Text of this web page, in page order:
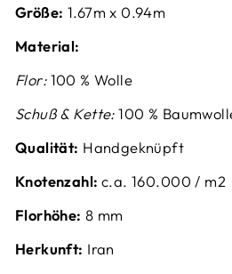
Größe: 1.67m x 0.94m
Material:
Flor: 100 % Wolle
Schuß & Kette: 100 %
Qualität: Handgeknüpft
Knotenzahl: c.a. 160.000 / m2
Florhöhe: 8 mm
Herkunft: Iran